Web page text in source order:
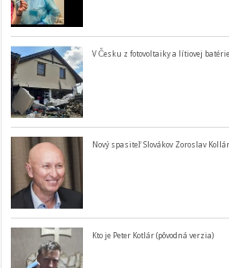
V Česku z fotovoltaiky a lítiovej
Nový spasiteľ Slovákov Zoroslav
Kto je Peter Kotlár (pôvodná verzia)